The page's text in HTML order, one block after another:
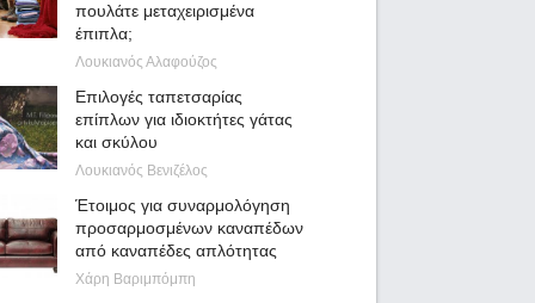
πουλάτε μεταχειρισμένα
έπιπλα;
Λουκιανός Αλαφούζος
Επιλογές ταπετσαρίας
επίπλων για ιδιοκτήτες γάτας
και σκύλου
Λουκιανός Βενιζέλος
Έτοιμος για συναρμολόγηση
προσαρμοσμένων καναπέδων
από καναπέδες απλότητας
Χάρη Βαριμπόμπη